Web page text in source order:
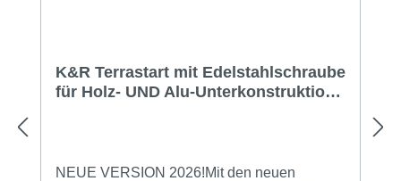
K&R Terrastart mit Edelstahlschraube
für Holz- UND Alu-Unterkonstruktion,
NEUE VERSION 2026!Mit den neuen